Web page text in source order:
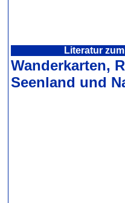
Literatur
Wanderkarten,
Seenland und